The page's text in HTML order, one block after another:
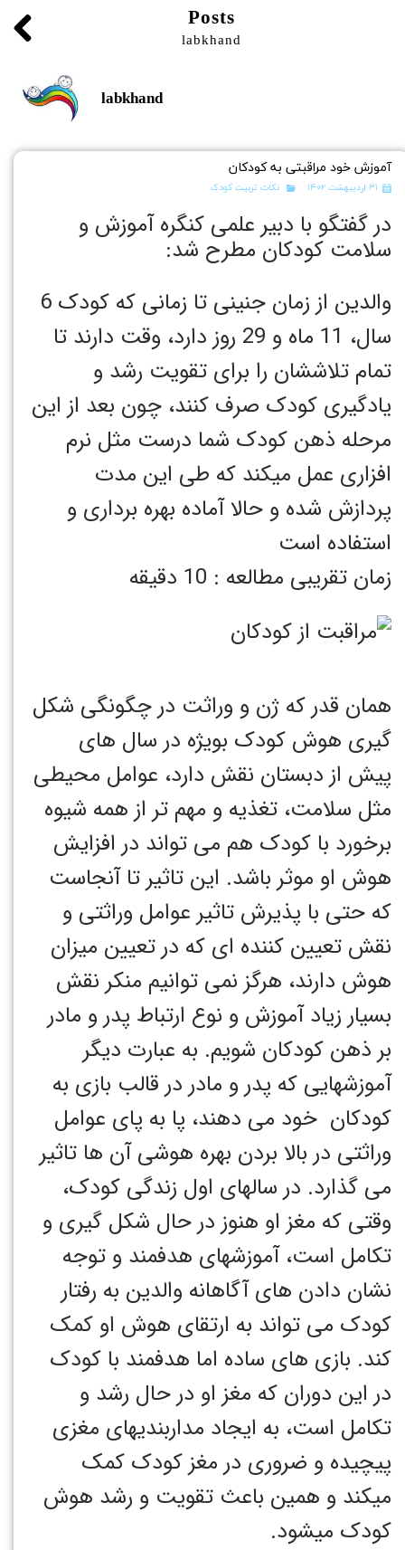
Posts
labkhand
labkhand
آموزش خود مراقبتی به کودکان
۳۱ اردیبهشت ۱۴۰۲ نکات تربیت کودک
در گفتگو با دبیر علمی کنگره آموزش و
سلامت کودکان مطرح شد:
والدین از زمان جنینی تا زمانی که کودک 6
سال، 11 ماه و 29 روز دارد، وقت دارند تا
تمام تلاششان را برای تقویت رشد و
یادگیری کودک صرف کنند، چون بعد از این
مرحله ذهن کودک شما درست مثل نرم
افزاری عمل میکند که طی این مدت
پردازش شده و حالا آماده بهره برداری و
استفاده است
زمان تقریبی مطالعه : 10 دقیقه
همان قدر که ژن و وراثت در چگونگی شکل
گیری هوش کودک بویژه در سال های
پیش از دبستان نقش دارد، عوامل محیطی
مثل سلامت، تغذیه و مهم تر از همه شیوه
برخورد با کودک هم می تواند در افزایش
هوش او موثر باشد. این تاثیر تا آنجاست
که حتی با پذیرش تاثیر عوامل وراثتی و
نقش تعیین کننده ای که در تعیین میزان
هوش دارند، هرگز نمی توانیم منکر نقش
بسیار زیاد آموزش و نوع ارتباط پدر و مادر
بر ذهن کودکان شویم. به عبارت دیگر
آموزشهایی که پدر و مادر در قالب بازی به
کودکان خود می دهند، پا به پای عوامل
وراثتی در بالا بردن بهره هوشی آن ها تاثیر
می گذارد. در سالهای اول زندگی کودک،
وقتی که مغز او هنوز در حال شکل گیری و
تکامل است، آموزشهای هدفمند و توجه
نشان دادن های آگاهانه والدین به رفتار
کودک می تواند به ارتقای هوش او کمک
کند. بازی های ساده اما هدفمند با کودک
در این دوران که مغز او در حال رشد و
تکامل است، به ایجاد مداربندیهای مغزی
پیچیده و ضروری در مغز کودک کمک
میکند و همین باعث تقویت و رشد هوش
کودک میشود.